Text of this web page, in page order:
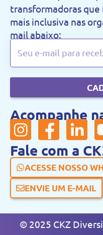
transformadoras
mais inclusiva nas
mail abaixo:
Acompanhe
Fale com a
ACESSE NOSSO
ENVIE UM E-MAIL
© 2025 CKZ